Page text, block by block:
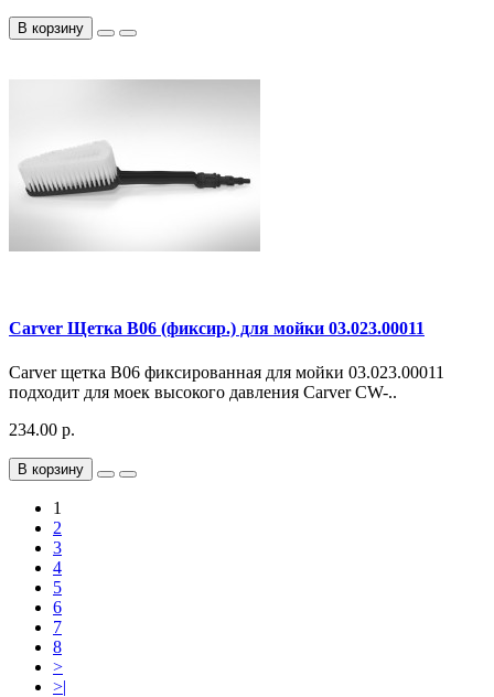
В корзину
Carver Щетка В06 (фиксир.) для мойки 03.023.00011
Carver щетка В06 фиксированная для мойки 03.023.00011
подходит для моек высокого давления Carver CW-..
234.00 р.
В корзину
1
2
3
4
5
6
7
8
>
>|